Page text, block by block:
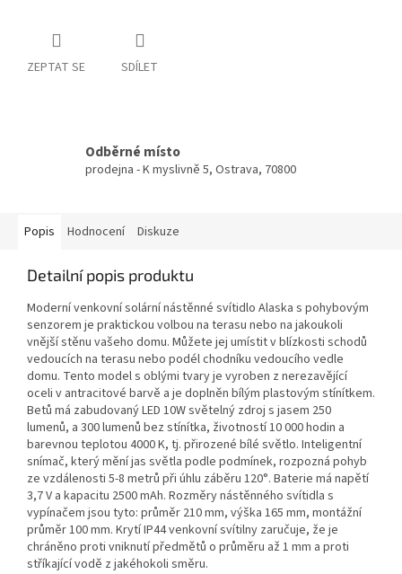
ZEPTAT SE SDÍLET
Odběrné místo
prodejna - K myslivně 5, Ostrava, 70800
Popis Hodnocení Diskuze
Detailní popis produktu
Moderní venkovní solární nástěnné svítidlo Alaska s pohybovým
senzorem je praktickou volbou na terasu nebo na jakoukoli
vnější stěnu vašeho domu. Můžete jej umístit v blízkosti schodů
vedoucích na terasu nebo podél chodníku vedoucího vedle
domu. Tento model s oblými tvary je vyroben z nerezavějící
oceli v antracitové barvě a je doplněn bílým plastovým stínítkem.
Betů má zabudovaný LED 10W světelný zdroj s jasem 250
lumenů, a 300 lumenů bez stínítka, životností 10 000 hodin a
barevnou teplotou 4000 K, tj. přirozené bílé světlo. Inteligentní
snímač, který mění jas světla podle podmínek, rozpozná pohyb
ze vzdálenosti 5-8 metrů při úhlu záběru 120°. Baterie má napětí
3,7 V a kapacitu 2500 mAh. Rozměry nástěnného svítidla s
vypínačem jsou tyto: průměr 210 mm, výška 165 mm, montážní
průměr 100 mm. Krytí IP44 venkovní svítilny zaručuje, že je
chráněno proti vniknutí předmětů o průměru až 1 mm a proti
stříkající vodě z jakéhokoli směru.